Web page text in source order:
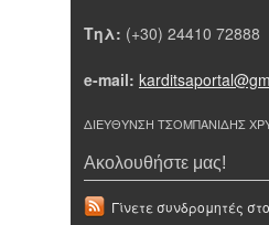
Τηλ: (+30) 24410 72888
e-mail:
ΔΙΕΥΘΥΝΣΗ ΤΣΟΜΠΑΝΙΔΗΣ
Ακολουθήστε μας!
Γίνετε συνδρομητές